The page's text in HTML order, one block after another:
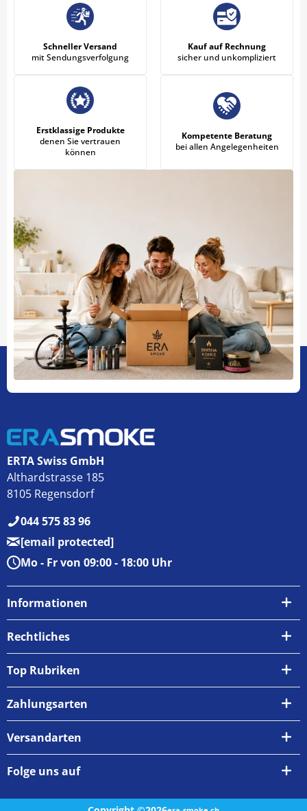
Schneller Versand
mit Sendungsverfolgung
Kauf auf Rechnung
sicher und unkompliziert
Erstklassige Produkte
denen Sie vertrauen
können
Kompetente Beratung
bei allen Angelegenheiten
ERTA Swiss GmbH
Althardstrasse 185
8105 Regensdorf
044 575 83 96
[email protected]
Mo - Fr von 09:00 - 18:00 Uhr
Informationen
Über uns
Zahlungsarten
Versand & Abholung
Newsletter
Rückgabe & Umtausch
Rechtliches
AGB
Widerrufsrecht
Top Rubriken
Zahlungsarten
Versandarten
Folge uns auf